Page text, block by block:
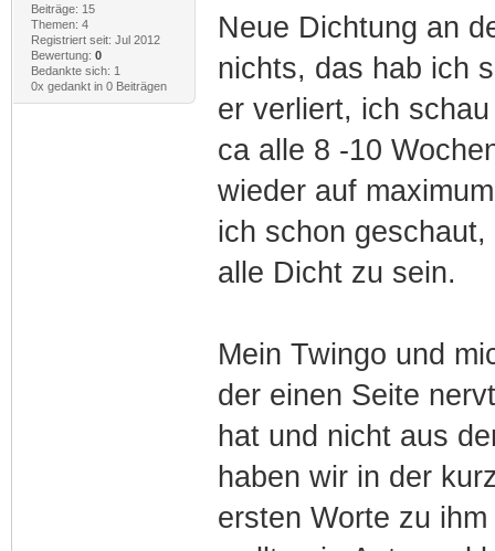
Beiträge: 15
Themen: 4
Registriert seit: Jul 2012
Bewertung: 0
Bedankte sich: 1
0x gedankt in 0 Beiträgen
Neue Dichtung an
nichts, das hab ich
er verliert, ich
ca alle 8 -10
wieder auf
ich schon
alle Dicht zu sein.
Mein Twingo und
der einen Seite
hat und nicht aus
haben wir in der
ersten Worte zu